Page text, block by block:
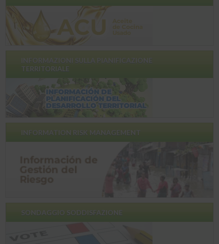
TERRITORIALE
INFORMATION RISK MANAGEMENT
SONDAGGIO SODDISFAZIONE